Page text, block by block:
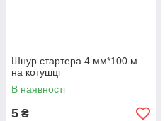
Шнур стартера 4 мм*100 м
на котушці
В наявності
5 ₴